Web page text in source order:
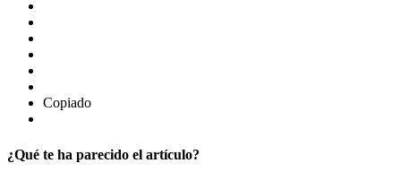
Copiado
¿Qué te ha parecido el artículo?